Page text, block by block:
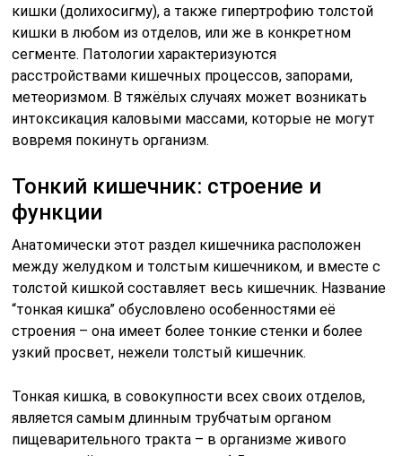
кишки (долихосигму), а также гипертрофию толстой
кишки в любом из отделов, или же в конкретном
сегменте. Патологии характеризуются
расстройствами кишечных процессов, запорами,
метеоризмом. В тяжёлых случаях может возникать
интоксикация каловыми массами, которые не могут
вовремя покинуть организм.
Тонкий кишечник: строение и
функции
Анатомически этот раздел кишечника расположен
между желудком и толстым кишечником, и вместе с
толстой кишкой составляет весь кишечник. Название
“тонкая кишка” обусловлено особенностями её
строения – она имеет более тонкие стенки и более
узкий просвет, нежели толстый кишечник.
Тонкая кишка, в совокупности всех своих отделов,
является самым длинным трубчатым органом
пищеварительного тракта – в организме живого